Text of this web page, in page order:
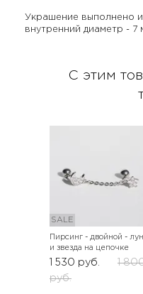
Украшение выполнено
внутренний диаметр - 7
С этим
SALE
Пирсинг - двойной -
и звезда на цепочке
1 530 руб.
1
руб.